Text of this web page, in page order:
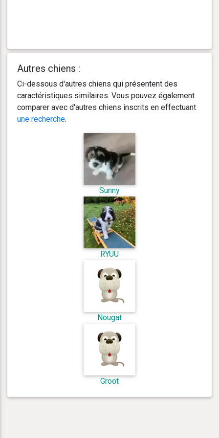
Autres chiens :
Ci-dessous d'autres chiens qui présentent des
caractéristiques similaires. Vous pouvez également
comparer avec d'autres chiens inscrits en effectuant
une recherche.
Sunny
RYUU
Nougat
Groot